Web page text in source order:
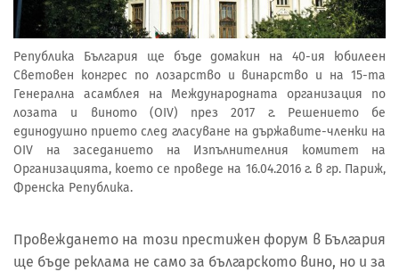
Република България ще бъде домакин на 40-ия юбилеен
Световен конгрес по лозарство и винарство и на 15-та
Генерална асамблея на Международната организация по
лозата и виното (OIV) през 2017 г. Решението бе
единодушно прието след гласуване на държавите-членки на
OIV на заседанието на Изпълнителния комитет на
Организацията, което се проведе на 16.04.2016 г. в гр. Париж,
Френска Република.
Провеждането на този престижен форум в България
ще бъде реклама не само за българското вино, но и за